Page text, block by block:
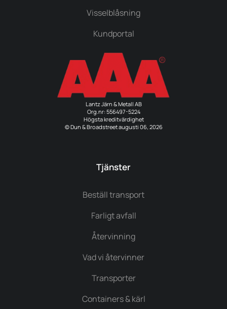
Visselblåsning
Kundportal
Lantz Järn & Metall AB
Org.nr: 556497-5224
Högsta kreditvärdighet
© Dun & Broadstreet augusti 06, 2026
Tjänster
Beställ transport
Farligt avfall
Återvinning
Vad vi återvinner
Transporter
Containers & kärl